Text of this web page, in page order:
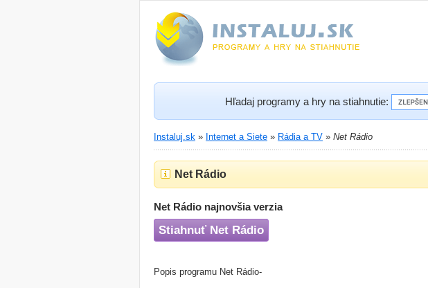
Hľadaj programy a hry na stiahnutie:
Instaluj.sk » Internet a Siete » Rádia a TV » Net Rádio
Net Rádio
Net Rádio najnovšia verzia
Stiahnuť Net Rádio
Popis programu Net Rádio-